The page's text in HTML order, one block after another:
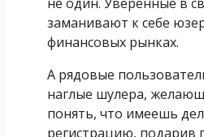
заманивают к себе
финансовых рынках.
А рядовые
наглые шулера,
понять, что имеешь
регистрацию,